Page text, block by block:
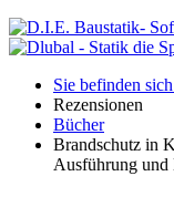
Sie befinden
Rezensionen
Bücher
Brandschutz in
Ausführung und